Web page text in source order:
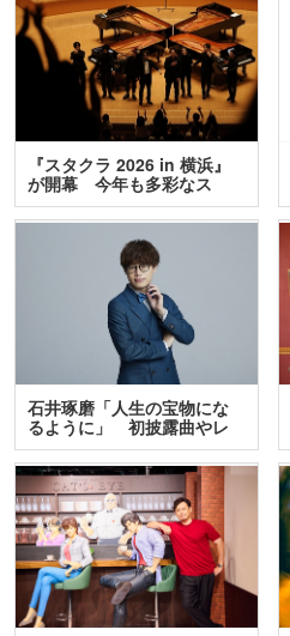
『スタクラ 2026 in 横浜』
が開幕 今年も多彩なス
テ…
石井琢磨「人生の宝物にな
るように」 初披露曲やレ
ア…